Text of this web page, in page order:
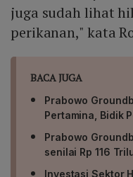
juga sudah lihat
perikanan," kata
BACA JUGA
Prabowo
Pertamina, Bidik
Prabowo
senilai Rp 116
Investasi Sektor